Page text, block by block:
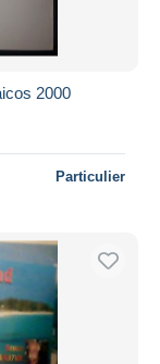
2000
Particulier